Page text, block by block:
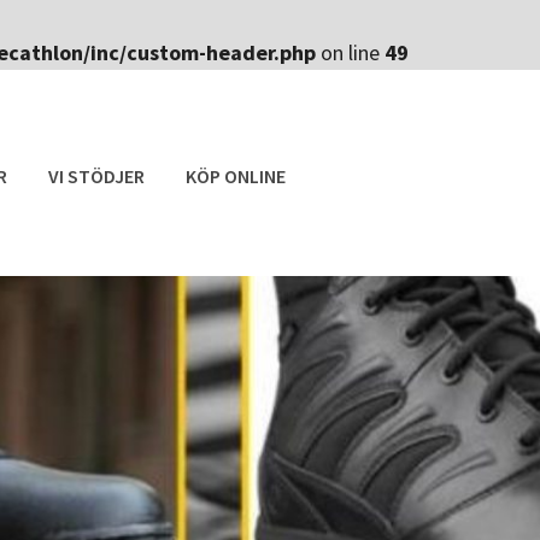
inc/custom-header.php on line 49
VI STÖDJER KÖP ONLINE